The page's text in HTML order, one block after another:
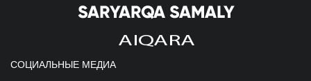
СОЦИАЛЬНЫЕ МЕДИА